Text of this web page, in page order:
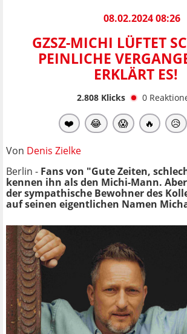
08.02.2024 08:26
GZSZ-MICHI LÜFTET
PEINLICHE
ERKLÄRT ES!
2.808Klicks 0
❤️ 😂 😱 🔥 😥
Von Denis Zielke
Berlin - Fans von "Gute Zeiten,
kennen ihn als den Michi-Mann.
der sympathische Bewohner des
auf seinen eigentlichen Namen